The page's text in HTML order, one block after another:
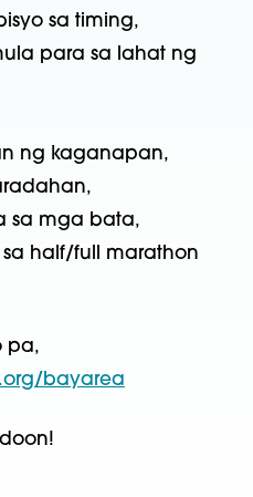
sa timing,
para sa lahat ng
ng kaganapan,
sa mga bata,
half/full marathon
pa,
bayarea